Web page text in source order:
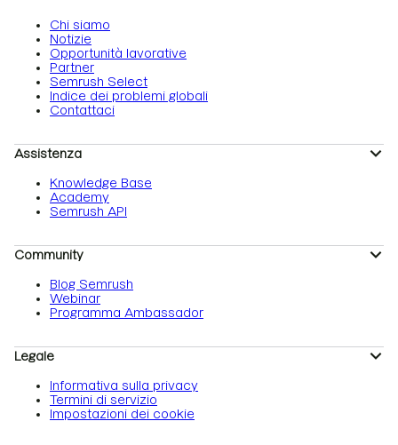
Chi siamo
Notizie
Opportunità lavorative
Partner
Semrush Select
Indice dei problemi globali
Contattaci
Assistenza
Knowledge Base
Academy
Semrush API
Community
Blog Semrush
Webinar
Programma Ambassador
Legale
Informativa sulla privacy
Termini di servizio
Impostazioni dei cookie